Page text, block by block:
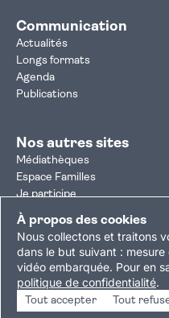
À propos des cookies
Nous collectons et traitons
dans le but suivant :
vidéo embarquée. Pour en
politique de confidentialité.
Tout accepter Tout
Communication
Actualités
Longs formats
Agenda
Publications
Nos autres sites
Médiathèques
Espace Familles
Je participe
Autorisation d'urbanisme
Résultats électoraux
Plan du site Nous contacter
Politique de confidentialité
Gestion des cookies
Copyright © 2026 Ville de Villejuif